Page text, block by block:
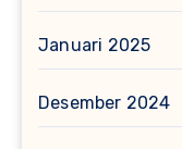
Januari 2025
Desember 2024